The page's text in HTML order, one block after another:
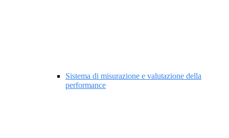
Sistema di misurazione e valutazione della
performance